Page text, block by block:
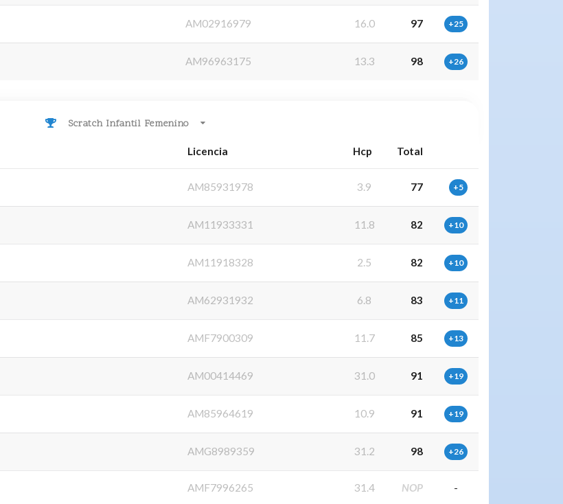
AM02916979 16.0 97 +25
AM96963175 13.3 98 +26
Scratch Infantil Femenino
Licencia Hcp Total
AM85931978 3.9 77 +5
AM11933331 11.8 82 +10
AM11918328 2.5 82 +10
AM62931932 6.8 83 +11
AMF7900309 11.7 85 +13
AM00414469 31.0 91 +19
AM85964619 10.9 91 +19
AMG8989359 31.2 98 +26
AMF7996265 31.4 NOP -